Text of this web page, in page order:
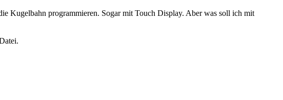
Kugelbahn programmieren. Sogar mit Touch Display. Aber was soll ich mit